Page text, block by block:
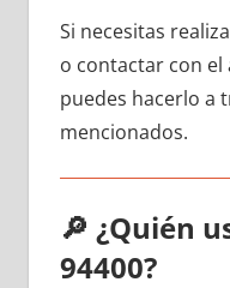
Si necesitas
ο contactar сοn
puedes hacerlo а
mencionados.
🔎 ¿Quién
94400?